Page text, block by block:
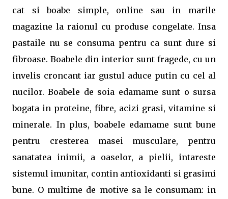
cat si boabe simple, online sau in marile
magazine la raionul cu produse congelate. Insa
pastaile nu se consuma pentru ca sunt dure si
fibroase. Boabele din interior sunt fragede, cu un
invelis croncant iar gustul aduce putin cu cel al
nucilor. Boabele de soia edamame sunt o sursa
bogata in proteine, fibre, acizi grasi, vitamine si
minerale. In plus, boabele edamame sunt bune
pentru cresterea masei musculare, pentru
sanatatea inimii, a oaselor, a pielii, intareste
sistemul imunitar, contin antioxidanti si grasimi
bune. O multime de motive sa le consumam: in